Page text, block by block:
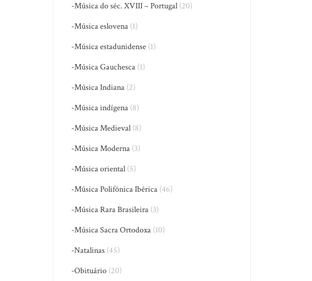
-Música do séc. XVIII – Portugal (20)
-Música eslovena (1)
-Música estadunidense (1)
-Música Gauchesca (1)
-Música Indiana (2)
-Música indígena (8)
-Música Medieval (8)
-Música Moderna (3)
-Música oriental (5)
-Música Polifônica Ibérica (46)
-Música Rara Brasileira (3)
-Música Sacra Ortodoxa (10)
-Natalinas (45)
-Obituário (20)